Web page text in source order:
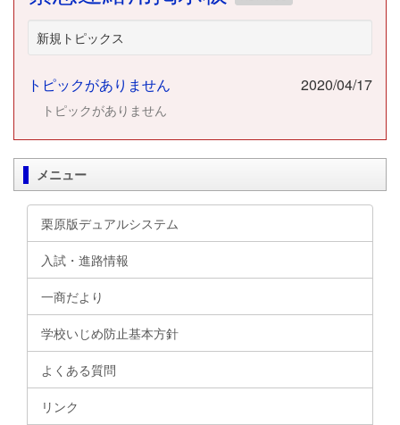
新規トピックス
トピックがありません 2020/04/17
トピックがありません
メニュー
栗原版デュアルシステム
入試・進路情報
一商だより
学校いじめ防止基本方針
よくある質問
リンク